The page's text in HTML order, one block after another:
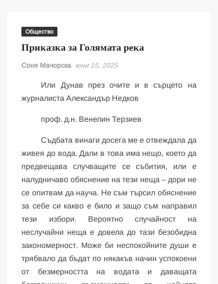
Общество
Приказка за Голямата река
Соня Мачорска юни 15, 2025
Или Дунав през очите и в сърцето на
журналиста Александър Недков
проф. д.н. Венелин Терзиев
Съдбата винаги досега ме е отвеждала да
живея до вода. Дали в това има нещо, което да
предвещава случващите се събития, или е
налудничаво обяснение на тези неща – дори не
се опитвам да науча. Не съм търсил обяснение
за себе си какво е било и защо съм направил
тези избори. Вероятно случайност на
неслучайни неща е довела до тази безобидна
закономерност. Може би неспокойните души е
трябвало да бъдат по някакъв начин успокоени
от безмерността на водата и даващата